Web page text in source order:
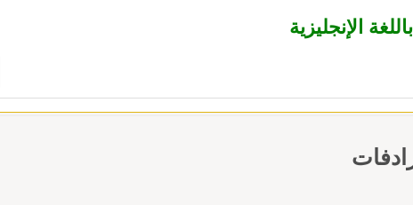
الإنجليزية